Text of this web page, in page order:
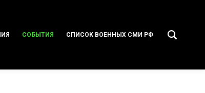
СОБЫТИЯ СПИСОК ВОЕННЫХ СМИ РФ